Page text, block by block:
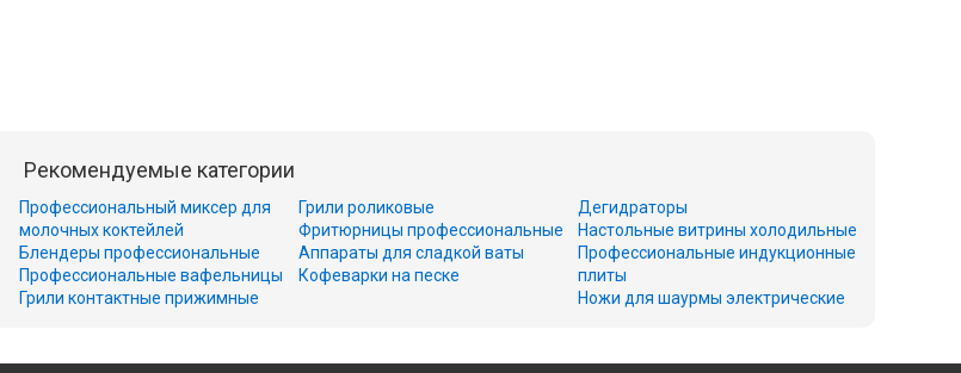
Рекомендуемые категории
Профессиональный миксер для
молочных коктейлей
Блендеры профессиональные
Профессиональные вафельницы
Грили контактные прижимные
Грили роликовые
Фритюрницы профессиональные
Аппараты для сладкой ваты
Кофеварки на песке
Дегидраторы
Настольные витрины холодильные
Профессиональные индукционные
плиты
Ножи для шаурмы электрические